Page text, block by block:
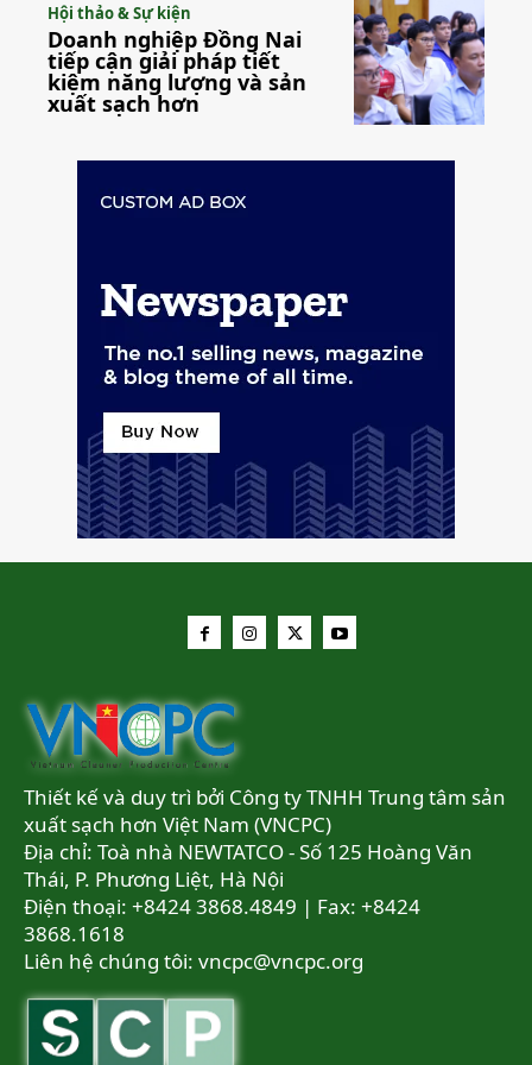
Hội thảo & Sự kiện
Doanh nghiệp Đồng Nai
tiếp cận giải pháp tiết
kiệm năng lượng và sản
xuất sạch hơn
Thiết kế và duy trì bởi Công ty TNHH Trung tâm sản
xuất sạch hơn Việt Nam (VNCPC)
Địa chỉ: Toà nhà NEWTATCO - Số 125 Hoàng Văn
Thái, P. Phương Liệt, Hà Nội
Điện thoại: +8424 3868.4849 | Fax: +8424
3868.1618
Liên hệ chúng tôi: vncpc@vncpc.org